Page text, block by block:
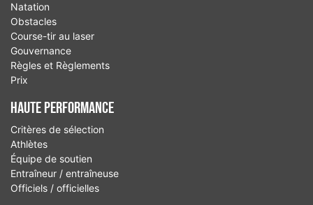
Natation
Obstacles
Course-tir au laser
Gouvernance
Règles et Règlements
Prix
Haute performance
Critères de sélection
Athlètes
Équipe de soutien
Entraîneur / entraîneuse
Officiels / officielles